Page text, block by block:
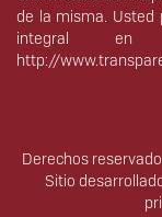
de la misma. Usted
integral en
http://
Derechos
Sitio